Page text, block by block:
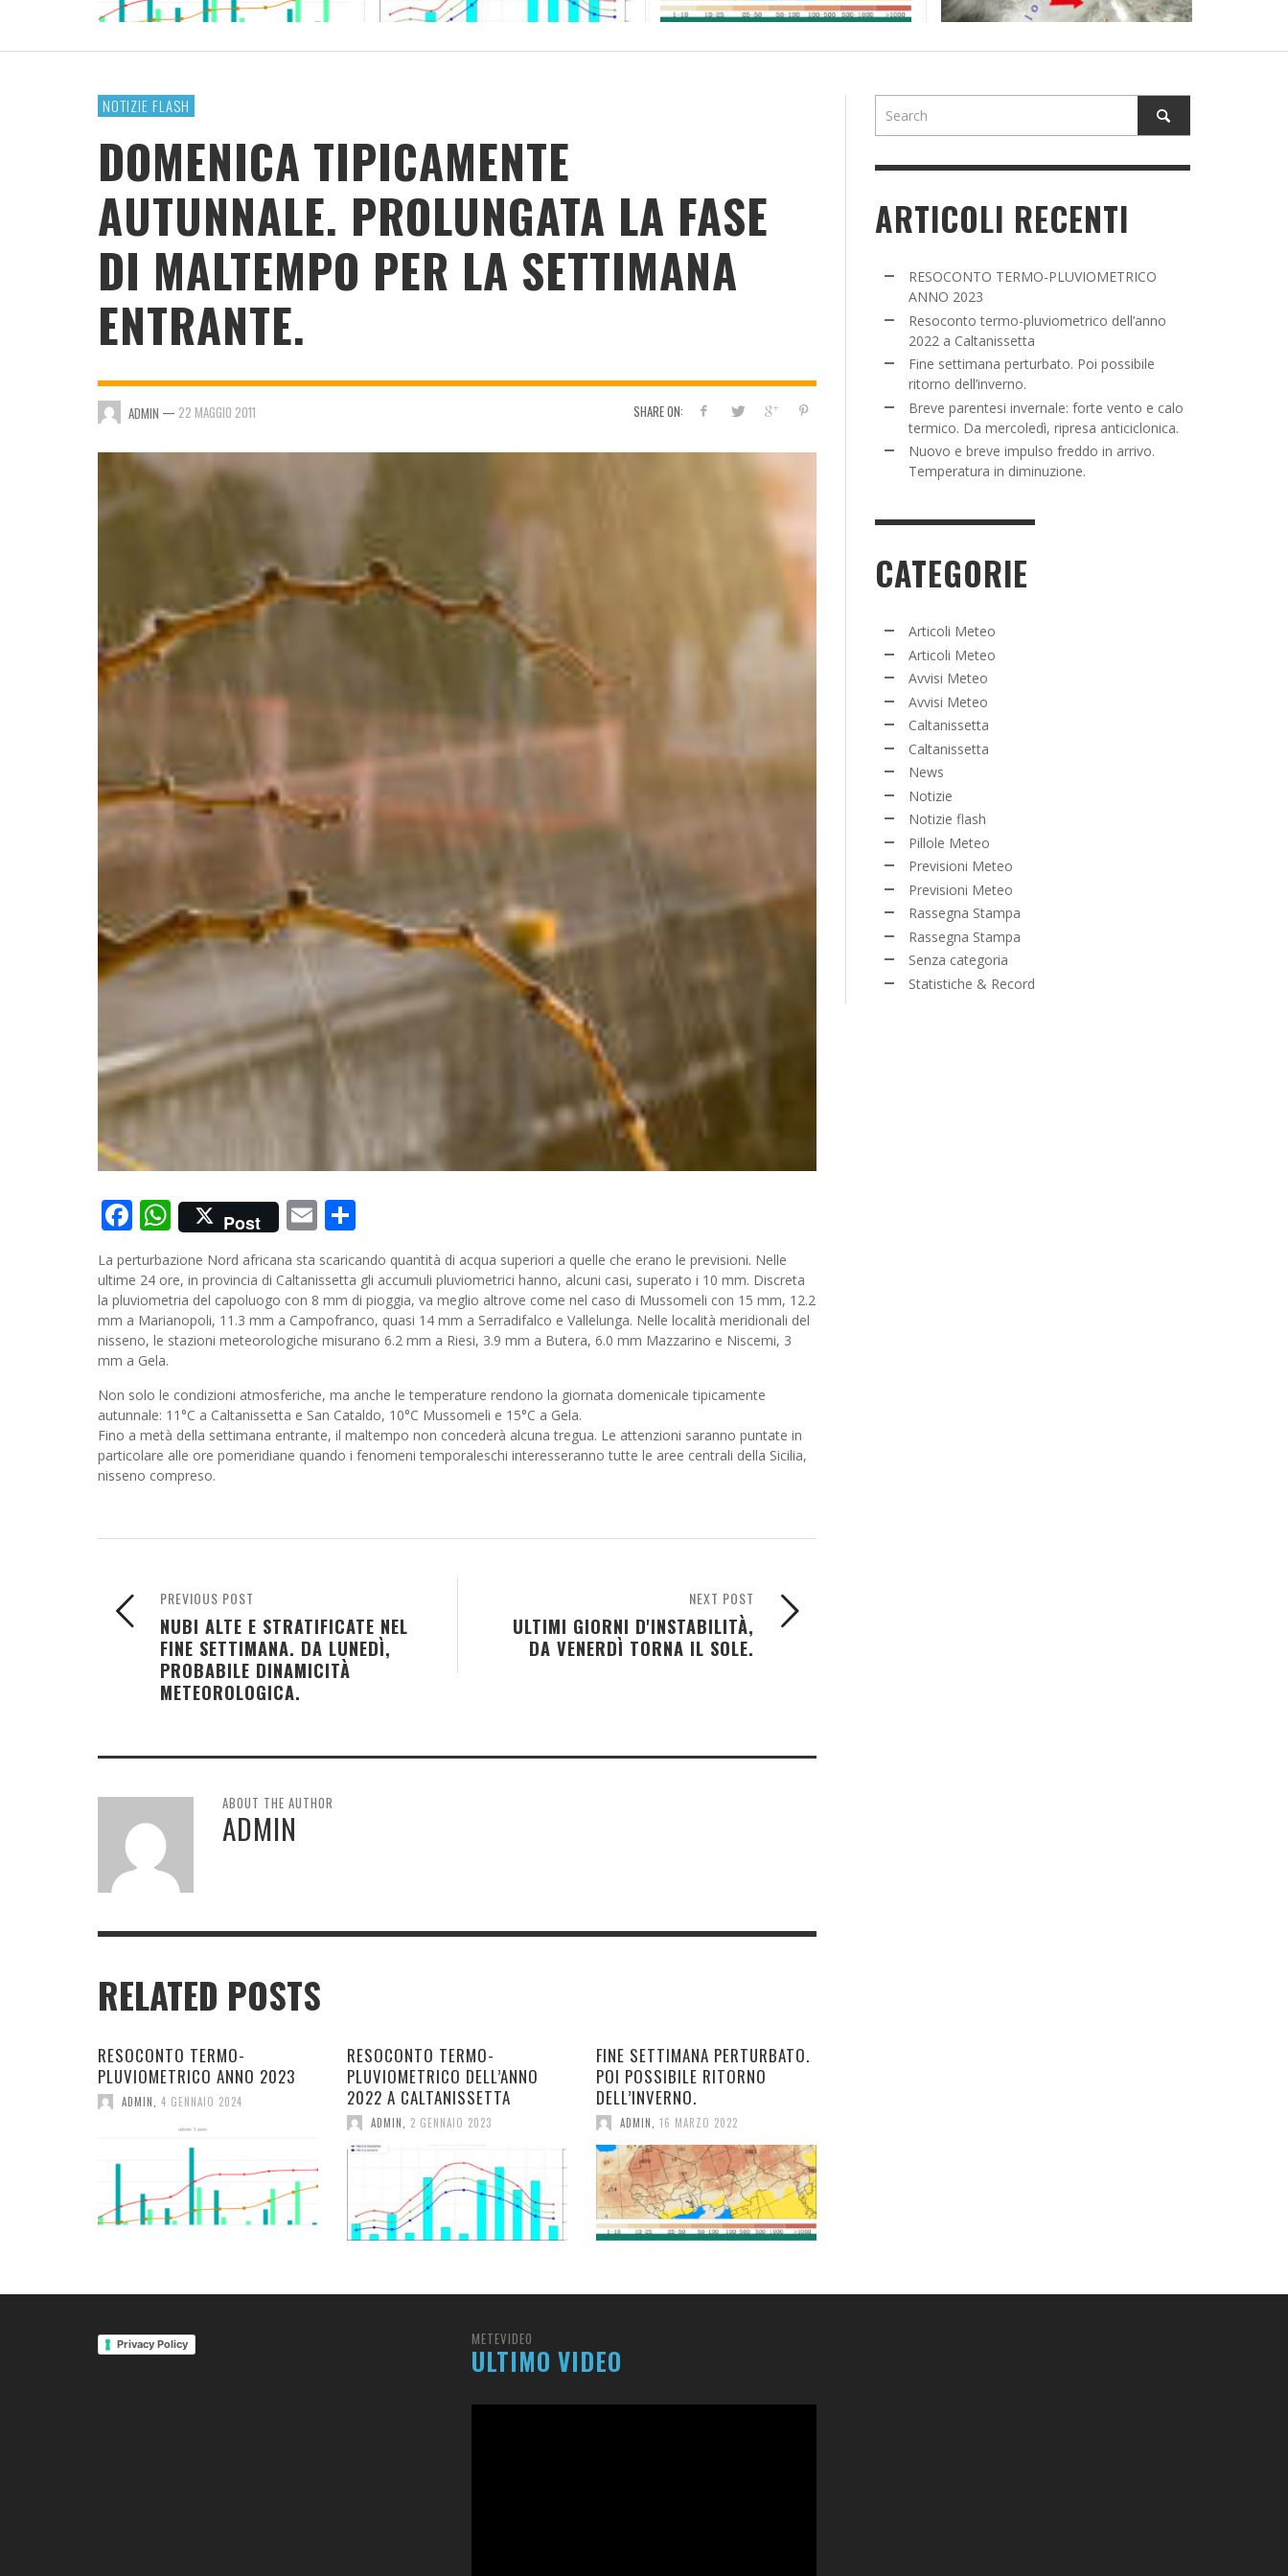
2023
DELL’ANNO 2022 A CALTANISSETTA
RITORNO DELL’INVERNO.
NOTIZIE FLASH
DOMENICA TIPICAMENTE
AUTUNNALE. PROLUNGATA LA FASE
DI MALTEMPO PER LA SETTIMANA
ENTRANTE.
SHARE ON:
ADMIN — 22 MAGGIO 2011
Facebook
WhatsApp
Post Email
La perturbazione Nord africana sta scaricando quantità di acqua superiori a quelle che erano le previsioni. Nelle
ultime 24 ore, in provincia di Caltanissetta gli accumuli pluviometrici hanno, alcuni casi, superato i 10 mm. Discreta
la pluviometria del capoluogo con 8 mm di pioggia, va meglio altrove come nel caso di Mussomeli con 15 mm, 12.2
mm a Marianopoli, 11.3 mm a Campofranco, quasi 14 mm a Serradifalco e Vallelunga. Nelle località meridionali del
nisseno, le stazioni meteorologiche misurano 6.2 mm a Riesi, 3.9 mm a Butera, 6.0 mm Mazzarino e Niscemi, 3
mm a Gela.
Non solo le condizioni atmosferiche, ma anche le temperature rendono la giornata domenicale tipicamente
autunnale: 11°C a Caltanissetta e San Cataldo, 10°C Mussomeli e 15°C a Gela.
Fino a metà della settimana entrante, il maltempo non concederà alcuna tregua. Le attenzioni saranno puntate in
particolare alle ore pomeridiane quando i fenomeni temporaleschi interesseranno tutte le aree centrali della Sicilia,
nisseno compreso.
NEXT POST
ULTIMI GIORNI D'INSTABILITÀ,
DA VENERDÌ TORNA IL SOLE.
PREVIOUS POST
NUBI ALTE E STRATIFICATE NEL
FINE SETTIMANA. DA LUNEDÌ,
PROBABILE DINAMICITÀ
METEOROLOGICA.
ABOUT THE AUTHOR
ADMIN
RELATED POSTS
RESOCONTO TERMO-
PLUVIOMETRICO ANNO 2023
ADMIN 4 GENNAIO 2024
RESOCONTO TERMO-
PLUVIOMETRICO DELL’ANNO
2022 A CALTANISSETTA
ADMIN 2 GENNAIO 2023
FINE SETTIMANA PERTURBATO.
POI POSSIBILE RITORNO
DELL’INVERNO.
ADMIN 16 MARZO 2022
ARTICOLI RECENTI
RESOCONTO TERMO-PLUVIOMETRICO
ANNO 2023
Resoconto termo-pluviometrico dell’anno
2022 a Caltanissetta
Fine settimana perturbato. Poi possibile
ritorno dell’inverno.
Breve parentesi invernale: forte vento e calo
termico. Da mercoledì, ripresa anticiclonica.
Nuovo e breve impulso freddo in arrivo.
Temperatura in diminuzione.
CATEGORIE
Articoli Meteo
Articoli Meteo
Avvisi Meteo
Avvisi Meteo
Caltanissetta
Caltanissetta
News
Notizie
Notizie flash
Pillole Meteo
Previsioni Meteo
Previsioni Meteo
Rassegna Stampa
Rassegna Stampa
Senza categoria
Statistiche & Record
Privacy Policy METEVIDEO
ULTIMO VIDEO